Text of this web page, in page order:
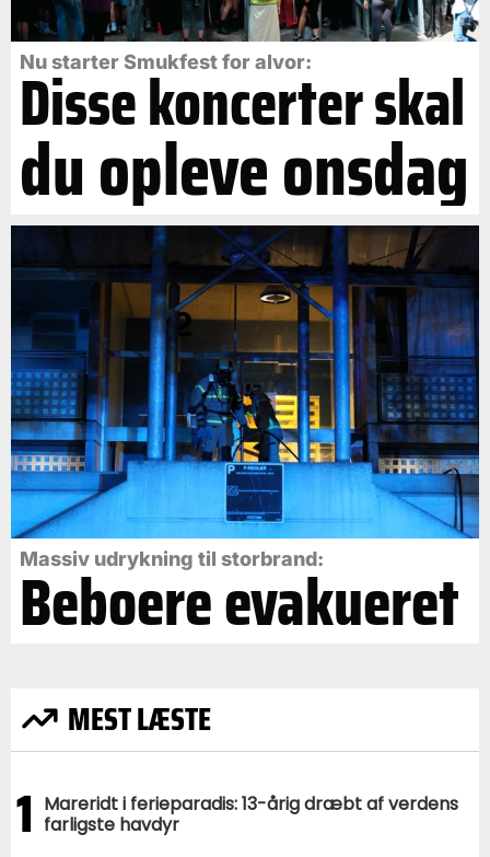
Nu starter Smukfest for alvor:
Disse koncerter skal
du opleve onsdag
Massiv udrykning til storbrand:
Beboere evakueret
MEST LÆSTE
1 Mareridt i ferieparadis: 13-årig dræbt af verdens
farligste havdyr